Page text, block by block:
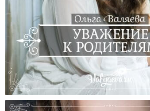
Уважение К Родителям